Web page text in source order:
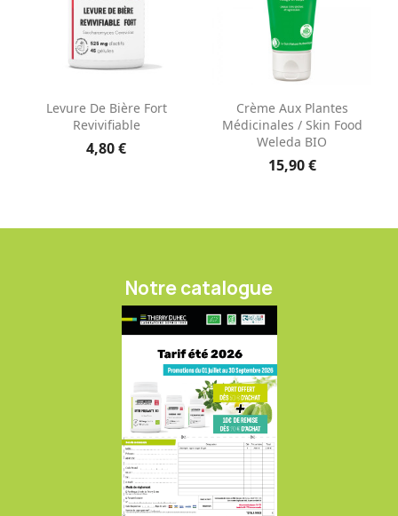
Levure De Bière Fort
Revivifiable
4,80 €
Crème Aux Plantes
Médicinales / Skin Food
Weleda BIO
15,90 €
Notre catalogue